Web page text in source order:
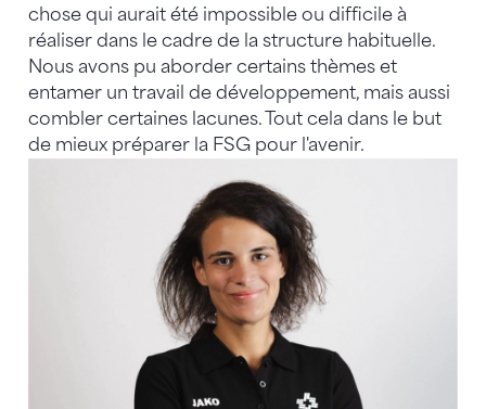
chose qui aurait été impossible ou difficile à
réaliser dans le cadre de la structure habituelle.
Nous avons pu aborder certains thèmes et
entamer un travail de développement, mais aussi
combler certaines lacunes. Tout cela dans le but
de mieux préparer la FSG pour l'avenir.